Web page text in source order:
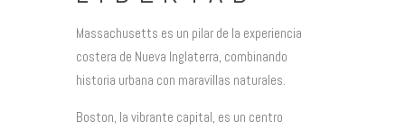
Massachusetts es un pilar de la experiencia
costera de Nueva Inglaterra, combinando
historia urbana con maravillas naturales.
Boston, la vibrante capital, es un centro